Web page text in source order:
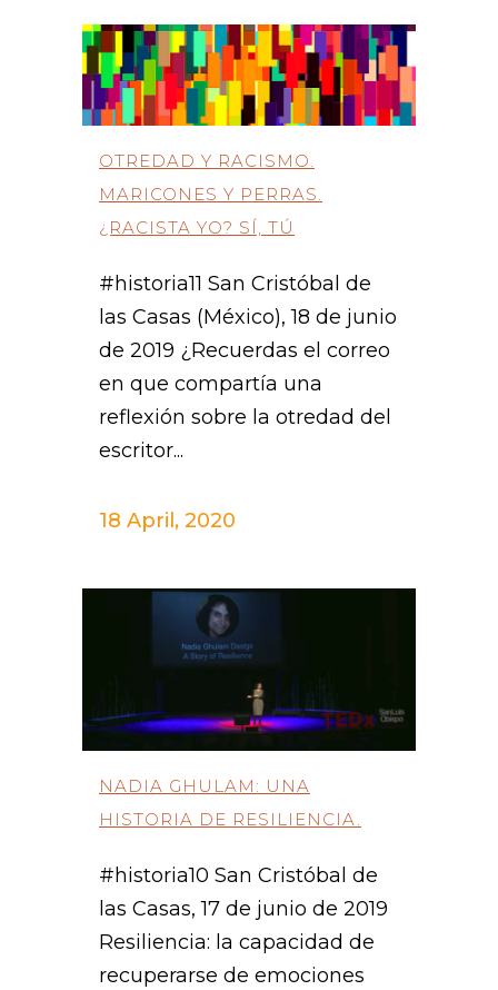
OTREDAD Y RACISMO.
MARICONES Y PERRAS.
¿RACISTA YO? SÍ, TÚ
#historia11 San Cristóbal de
las Casas (México), 18 de junio
de 2019 ¿Recuerdas el correo
en que compartía una
reflexión sobre la otredad del
escritor...
18 April, 2020
NADIA GHULAM: UNA
HISTORIA DE RESILIENCIA.
#historia10 San Cristóbal de
las Casas, 17 de junio de 2019
Resiliencia: la capacidad de
recuperarse de emociones